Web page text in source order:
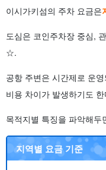
이시가키섬의 주차 요금은
도심은 코인주차장 중심,
☆.
공항 주변은 시간제로 운
비용 차이가 발생하기도 한
목적지별 특징을 파악해
지역별 요금 기준